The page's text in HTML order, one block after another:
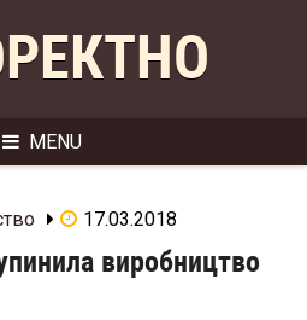
MENU
17.03.2018
виробництво